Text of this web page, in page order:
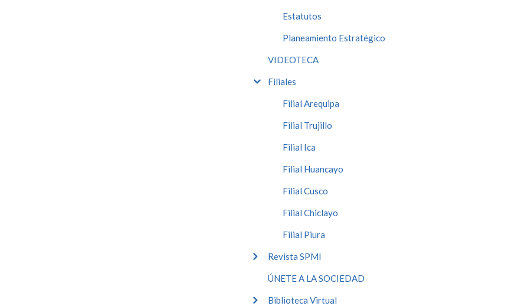
Estatutos
Planeamiento Estratégico
VIDEOTECA
Filiales
Filial Arequipa
Filial Trujillo
Filial Ica
Filial Huancayo
Filial Cusco
Filial Chiclayo
Filial Piura
Revista SPMI
ÚNETE A LA SOCIEDAD
Biblioteca Virtual